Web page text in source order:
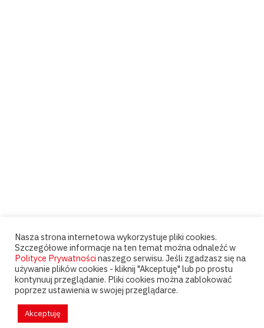
Nasza strona internetowa wykorzystuje pliki cookies.
Szczegółowe informacje na ten temat można odnaleźć w
Polityce Prywatności naszego serwisu. Jeśli zgadzasz się na
używanie plików cookies - kliknij "Akceptuję" lub po prostu
kontynuuj przeglądanie. Pliki cookies można zablokować
poprzez ustawienia w swojej przeglądarce.
Akceptuję